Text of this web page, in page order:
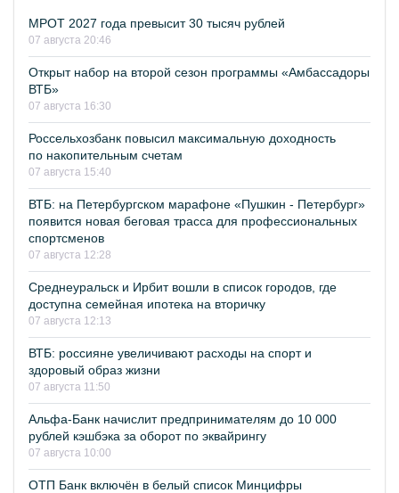
МРОТ 2027 года превысит 30 тысяч рублей
07 августа 20:46
Открыт набор на второй сезон программы «Амбассадоры
ВТБ»
07 августа 16:30
Россельхозбанк повысил максимальную доходность
по накопительным счетам
07 августа 15:40
ВТБ: на Петербургском марафоне «Пушкин - Петербург»
появится новая беговая трасса для профессиональных
спортсменов
07 августа 12:28
Среднеуральск и Ирбит вошли в список городов, где
доступна семейная ипотека на вторичку
07 августа 12:13
ВТБ: россияне увеличивают расходы на спорт и
здоровый образ жизни
07 августа 11:50
Альфа-Банк начислит предпринимателям до 10 000
рублей кэшбэка за оборот по эквайрингу
07 августа 10:00
ОТП Банк включён в белый список Минцифры